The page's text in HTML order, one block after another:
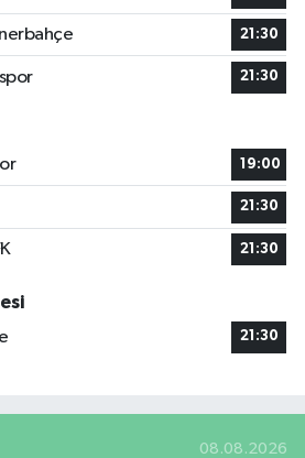
21:30
21:30
19:00
21:30
21:30
21:30
08.08.2026